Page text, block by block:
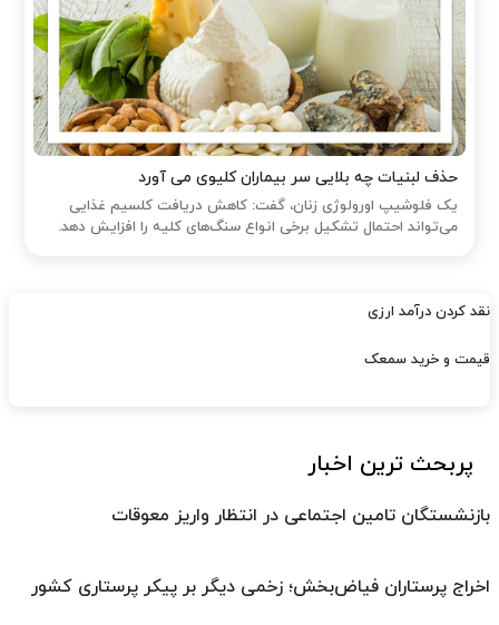
حذف لبنیات چه بلایی سر بیماران کلیوی می آورد
یک فلوشیپ اورولوژی زنان، گفت: کاهش دریافت کلسیم غذایی
می‌تواند احتمال تشکیل برخی انواع سنگ‌های کلیه را افزایش دهد.
نقد کردن درآمد ارزی
قیمت و خرید سمعک
پربحث ترین اخبار
بازنشستگان تامین اجتماعی در انتظار واریز معوقات
اخراج پرستاران فیاض‌بخش؛ زخمی دیگر بر پیکر پرستاری کشور